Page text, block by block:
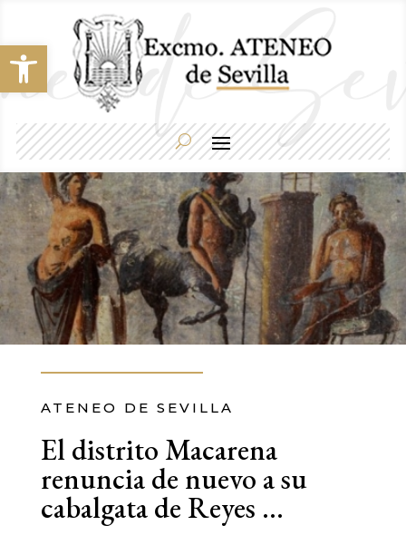
Abrir barra de herramientas
ATENEO DE SEVILLA
El distrito Macarena
renuncia de nuevo a su
cabalgata de Reyes …